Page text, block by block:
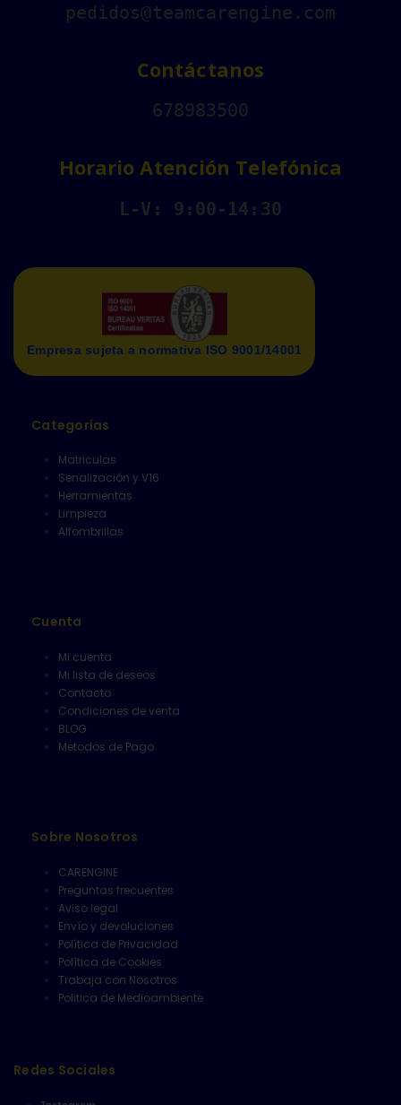
pedidos@teamcarengine.com
Contáctanos
678983500
Horario Atención Telefónica
L-V: 9:00-14:30
Empresa sujeta a normativa ISO 9001/14001
Categorías
Matriculas
Senalización y V16
Herramientas
Limpieza
Alfombrillas
Cuenta
Mi cuenta
Mi lista de deseos
Contacto
Condiciones de venta
BLOG
Metodos de Pago
Sobre Nosotros
CARENGINE
Preguntas frecuentes
Aviso legal
Envío y devoluciones
Política de Privacidad
Política de Cookies
Trabaja con Nosotros
Politica de Medioambiente
Redes Sociales